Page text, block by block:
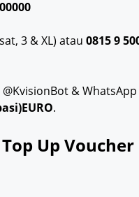
3 & XL) atau 0815 9
& WhatsApp
.
Up